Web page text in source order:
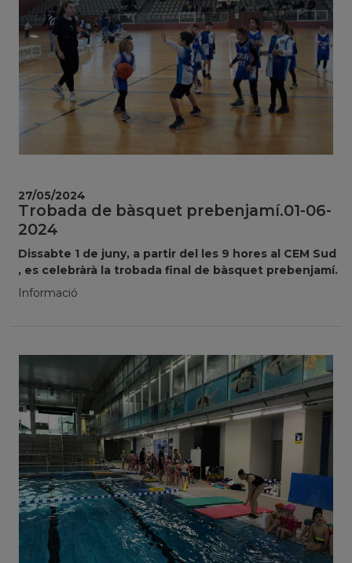
Trobada de bàsquet prebenjamí.01-06-
2024
Dissabte 1 de juny, a partir del les 9 hores al CEM Sud
, es celebràrà la trobada final de bàsquet prebenjamí.
Informació
27/05/2024